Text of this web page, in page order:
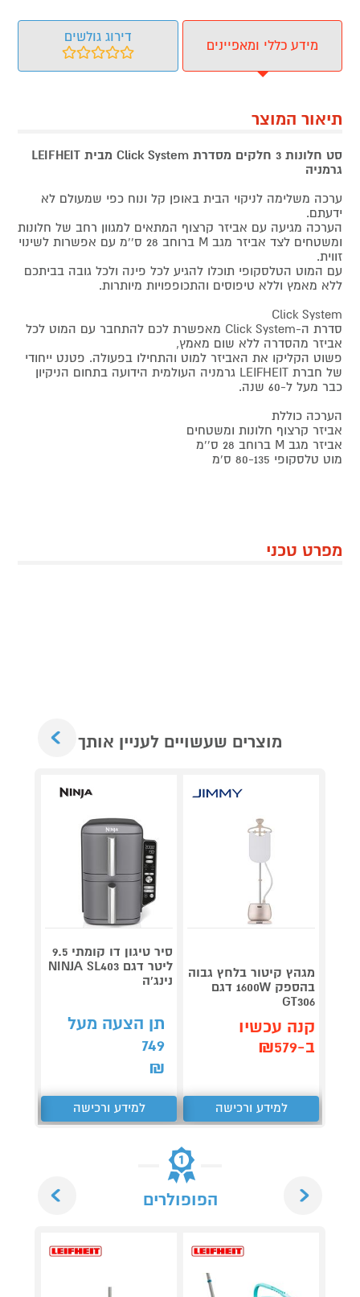
מידע כללי ומאפיינים
דירוג גולשים
תיאור המוצר
סט חלונות 3 חלקים מסדרת Click System מבית LEIFHEIT
גרמניה
ערכה משלימה לניקוי הבית באופן קל ונוח כפי שמעולם לא
ידעתם.
הערכה מגיעה עם אביזר קרצוף המתאים למגוון רחב של חלונות
ומשטחים לצד אביזר מגב M ברוחב 28 ס''מ עם אפשרות לשינוי
זווית.
עם המוט הטלסקופי תוכלו להגיע לכל פינה ולכל גובה בביתכם
ללא מאמץ וללא טיפוסים והתכופפויות מיותרות.
Click System
סדרת ה-Click System מאפשרת לכם להתחבר עם המוט לכל
אביזר מהסדרה ללא שום מאמץ,
פשוט הקליקו את האביזר למוט והתחילו בפעולה. פטנט ייחודי
של חברת LEIFHEIT גרמניה העולמית הידועה בתחום הניקיון
כבר מעל ל-60 שנה.
הערכה כוללת
אביזר קרצוף חלונות ומשטחים
אביזר מגב M ברוחב 28 ס''מ
מוט טלסקופי 80-135 ס'מ
מפרט טכני
מוצרים שעשויים לעניין אותך
מגהץ קיטור בלחץ גבוה
בהספק 1600W דגם
GT306
קנה עכשיו
ב-₪579
למידע ורכישה
סיר טיגון דו קומתי 9.5
ליטר דגם NINJA SL403
נינג'ה
תן הצעה מעל
749
₪
למידע ורכישה
הפופולרים